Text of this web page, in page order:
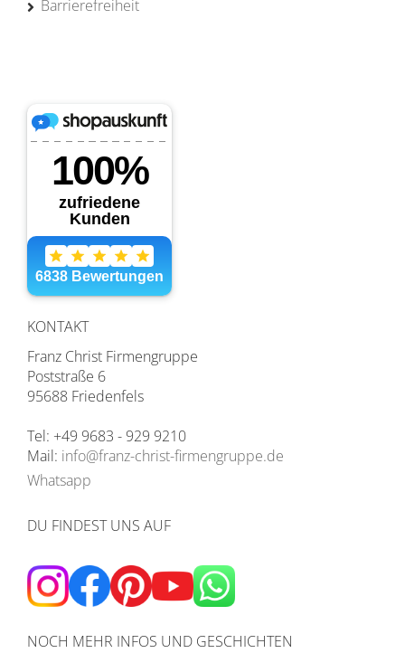
Barrierefreiheit
KONTAKT
Franz Christ Firmengruppe
Poststraße 6
95688 Friedenfels
Tel: +49 9683 - 929 9210
Mail: info@franz-christ-firmengruppe.de
Whatsapp
DU FINDEST UNS AUF
NOCH MEHR INFOS UND GESCHICHTEN